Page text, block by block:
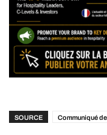
SOURCE Communiqué